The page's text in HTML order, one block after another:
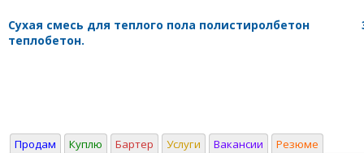
Cухая смесь для теплого пола полистиролбетон
теплобетон.
Продам Куплю Бартер Услуги Вакансии Резюме